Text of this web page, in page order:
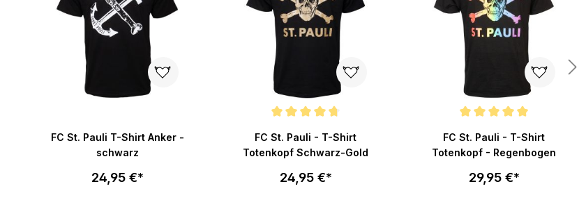
FC St. Pauli T-Shirt Anker -
schwarz
24,95 €*
FC St. Pauli - T-Shirt
Totenkopf Schwarz-Gold
24,95 €*
FC St. Pauli - T-Shirt
Totenkopf - Regenbogen
29,95 €*